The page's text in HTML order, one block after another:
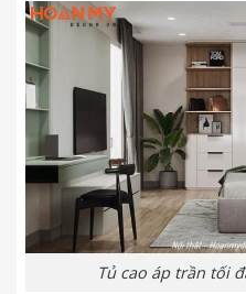
Tủ cao áp trần tối